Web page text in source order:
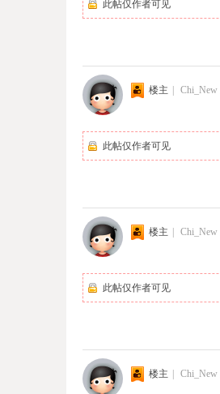
此帖仅作者可见
楼主 | Chi_New
此帖仅作者可见
楼主 | Chi_New
此帖仅作者可见
楼主 | Chi_New